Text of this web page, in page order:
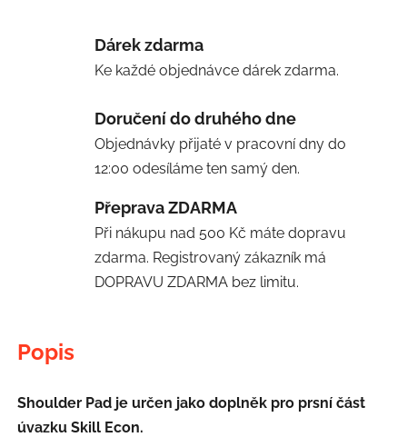
Dárek zdarma
Ke každé objednávce dárek zdarma.
Doručení do druhého dne
Objednávky přijaté v pracovní dny do
12:00 odesíláme ten samý den.
Přeprava ZDARMA
Při nákupu nad 500 Kč máte dopravu
zdarma. Registrovaný zákazník má
DOPRAVU ZDARMA bez limitu.
Popis
Shoulder Pad je určen jako doplněk pro prsní část
úvazku Skill Econ.